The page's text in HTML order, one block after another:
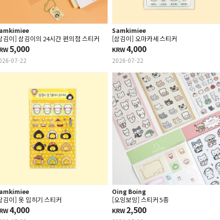
김이] 삼김이의 24시간 편의점 스티커
5,000
07-22
Samkimiee
[삼김이] 오마카세 스티커
KRW4,000
2026-07-22
김이] 옷 입히기 스티커
4,000
Oing Boing
[오잉보잉] 스티커 5종
KRW2,500